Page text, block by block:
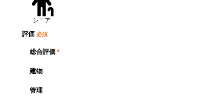
シニア
評価 必須
総合評価*
建物
管理